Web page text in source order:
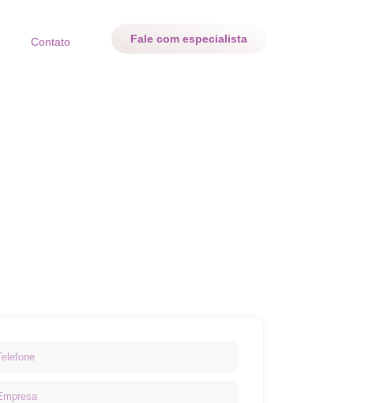
Contato Fale com especialista